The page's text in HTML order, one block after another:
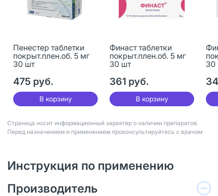
Пенестер таблетки
покрыт.плен.об. 5 мг
30 шт
475 руб.
В корзину
Финаст таблетки
покрыт.плен.об. 5 мг
30 шт
361 руб.
В корзину
30
Страница носит информационный характер о наличии препаратов.
Перед назначением и применением проконсультируйтесь с врачом
Инструкция по применению
Производитель